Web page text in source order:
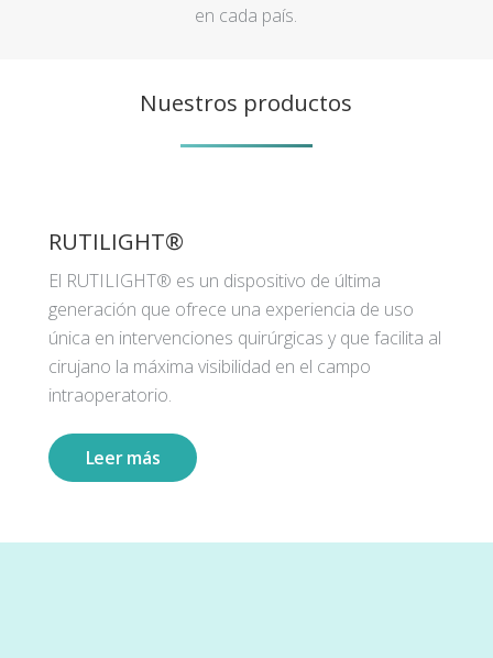
en cada país.
Nuestros productos
RUTILIGHT®
El RUTILIGHT® es un dispositivo de última
generación que ofrece una experiencia de uso
única en intervenciones quirúrgicas y que facilita al
cirujano la máxima visibilidad en el campo
intraoperatorio.
Leer más